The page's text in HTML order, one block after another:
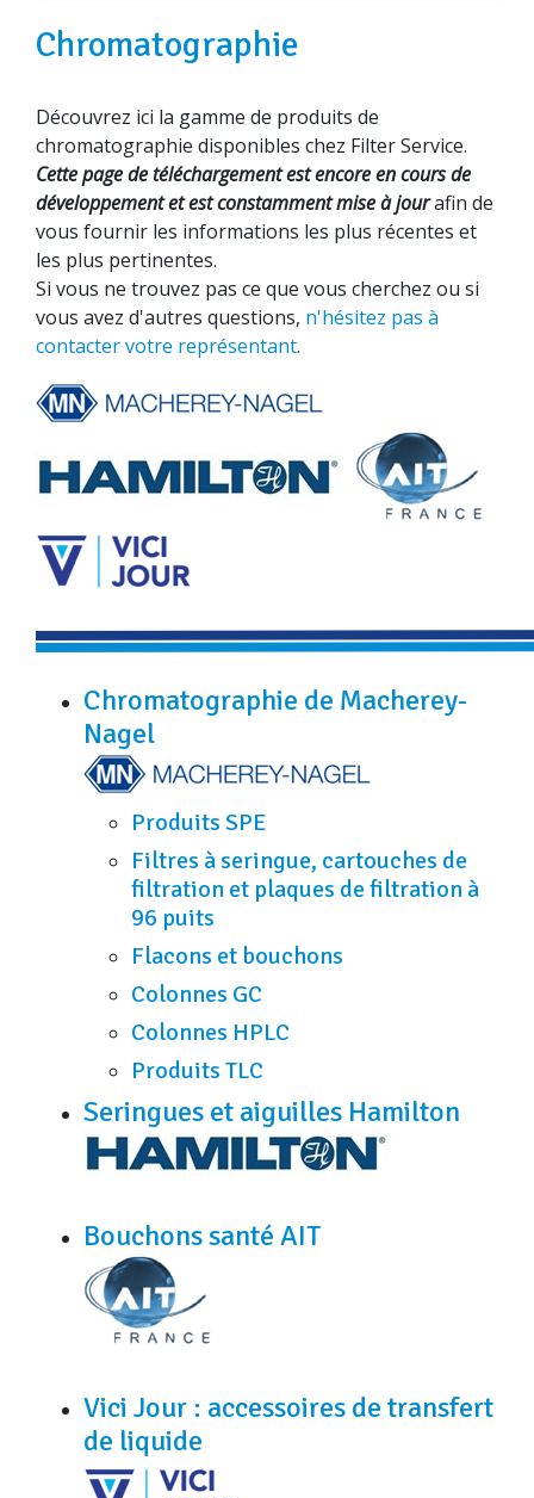
Chromatographie
Découvrez ici la gamme de produits de
chromatographie disponibles chez Filter Service.
Cette page de téléchargement est encore en cours de
développement et est constamment mise à jourafin de
vous fournir les informations les plus récentes et
les plus pertinentes.
Si vous ne trouvez pas ce que vous cherchez ou si
vous avez d'autres questions, n'hésitez pas à
contacter votre représentant.
Chromatographie de Macherey-
Nagel
Produits SPE
Filtres à seringue, cartouches de
filtration et plaques de filtration à
96 puits
Flacons et bouchons
Colonnes GC
Colonnes HPLC
Produits TLC
Seringues et aiguilles Hamilton
Bouchons santé AIT
Vici Jour : accessoires de transfert
de liquide